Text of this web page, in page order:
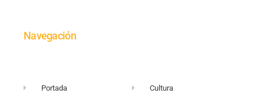
Navegación
Portada Cultura